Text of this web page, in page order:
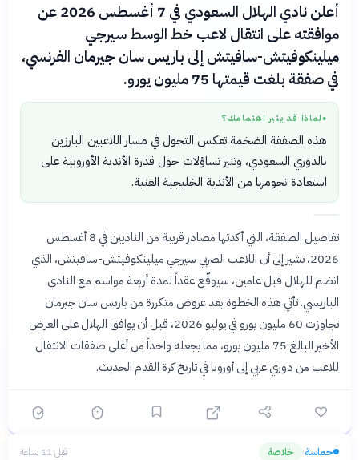
أعلن نادي الهلال السعودي في 7 أغسطس 2026 عن
موافقته على انتقال لاعب خط الوسط سيرجي
ميلينكوفيتش-سافيتش إلى باريس سان جيرمان الفرنسي،
في صفقة بلغت قيمتها 75 مليون يورو.
● لماذا قد يثير اهتمامك؟
هذه الصفقة الضخمة تعكس التحول في مسار اللاعبين البارزين
بالدوري السعودي، وتثير تساؤلات حول قدرة الأندية الأوروبية على
استعادة نجومها من الأندية الخليجية الغنية.
تفاصيل الصفقة، التي أكدتها مصادر قريبة من الناديين في 8 أغسطس
2026، تشير إلى أن اللاعب الصربي سيرجي ميلينكوفيتش-سافيتش، الذي
انضم للهلال قبل عامين، سيوقّع عقداً لمدة أربعة مواسم مع النادي
الباريسي. تأتي هذه الخطوة بعد عروض متكررة من باريس سان جيرمان
تجاوزت 60 مليون يورو في يوليو 2026، قبل أن يوافق الهلال على العرض
الأخير البالغ 75 مليون يورو، مما يجعله واحداً من أغلى صفقات الانتقال
للاعب من دوري عربي إلى أوروبا في تاريخ كرة القدم الحديث.
حماسة› خلاصة قبل 11 ساعة